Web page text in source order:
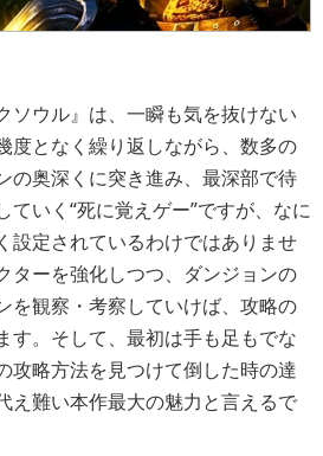
ソウル』は、一瞬も気を抜けない
度となく繰り返しながら、数多の
の奥深くに突き進み、最深部で待
ていく“死に覚えゲー”ですが、なに
設定されているわけではありませ
ターを強化しつつ、ダンジョンの
を観察・考察していけば、攻略の
す。そして、最初は手も足もでな
攻略方法を見つけて倒した時の達
え難い本作最大の魅力と言えるで